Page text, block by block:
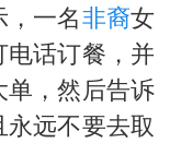
一名非裔女
话订餐，并
单，然后告诉
远不要去取